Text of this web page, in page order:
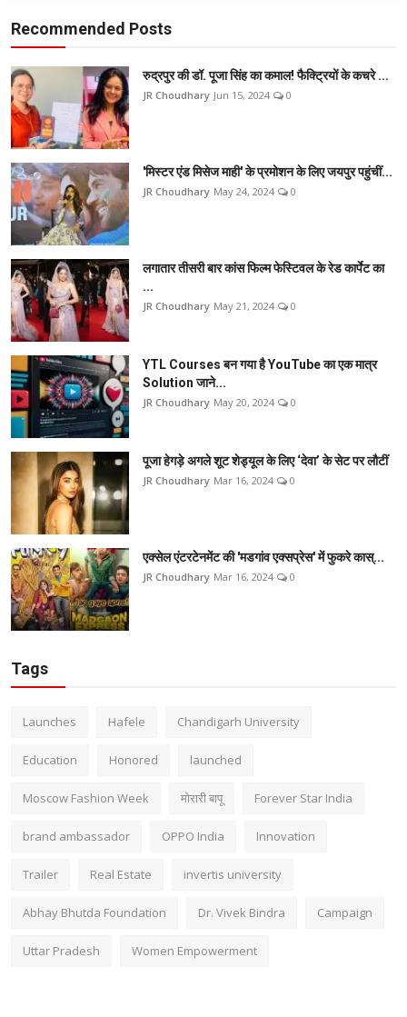
Recommended Posts
रुद्रपुर की डॉ. पूजा सिंह का कमाल! फैक्ट्रियों के कचरे ...
JR Choudhary Jun 15, 2024 0
'मिस्टर एंड मिसेज माही' के प्रमोशन के लिए जयपुर पहुंचीं...
JR Choudhary May 24, 2024 0
लगातार तीसरी बार कांस फिल्म फेस्टिवल के रेड कार्पेट का
...
JR Choudhary May 21, 2024 0
YTL Courses बन गया है YouTube का एक मात्र
Solution जाने...
JR Choudhary May 20, 2024 0
पूजा हेगड़े अगले शूट शेड्यूल के लिए ‘देवा’ के सेट पर लौटीं
JR Choudhary Mar 16, 2024 0
एक्सेल एंटरटेनमेंट की 'मडगांव एक्सप्रेस' में फुकरे कास्...
JR Choudhary Mar 16, 2024 0
Tags
Launches Hafele Chandigarh University
Education Honored launched
Moscow Fashion Week मोरारी बापू Forever Star India
brand ambassador OPPO India Innovation
Trailer Real Estate invertis university
Abhay Bhutda Foundation Dr. Vivek Bindra Campaign
Uttar Pradesh Women Empowerment